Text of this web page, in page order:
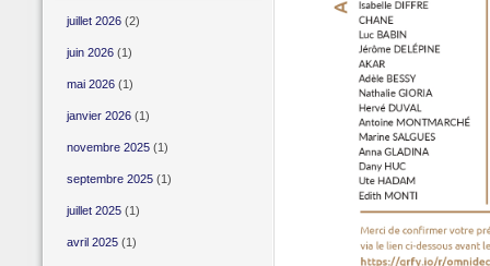
juillet 2026(2)
juin 2026(1)
mai 2026(1)
janvier 2026(1)
novembre 2025(1)
septembre 2025(1)
juillet 2025(1)
avril 2025(1)